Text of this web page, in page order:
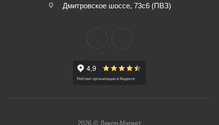
Дмитровское шоссе, 73с6 (ПВЗ)
2026 © Декор-Маркет